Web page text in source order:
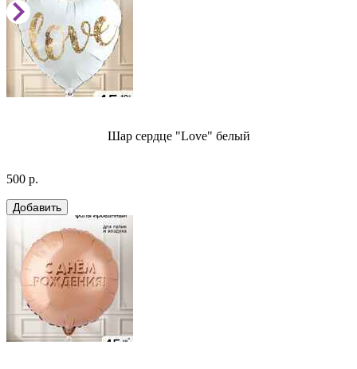
Шар сердце "Love" белый
500 р.